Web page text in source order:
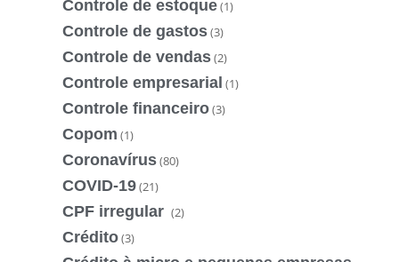
Controle de estoque(1)
Controle de gastos(3)
Controle de vendas(2)
Controle empresarial (1)
Controle financeiro(3)
Copom (1)
Coronavírus(80)
COVID-19(21)
CPF irregular (2)
Crédito(3)